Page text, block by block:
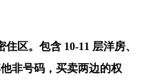
区。包含 10-11 层洋房、
非号码，买卖两边的权